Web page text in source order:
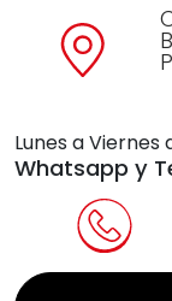
Lunes a Viernes
Whatsapp y